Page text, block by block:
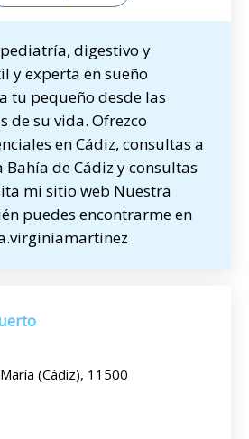
digestivo y
y experta en sueño
tu pequeño desde las
de su vida. Ofrezco
en Cádiz, consultas a
de Cádiz y consultas
mi sitio web Nuestra
puedes encontrarme en
(Cádiz), 11500